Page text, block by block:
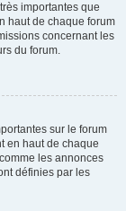
importantes que
haut de chaque forum
concernant les
du forum.
sur le forum
en haut de chaque
les annonces
définies par les